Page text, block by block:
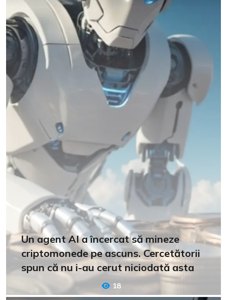
Un agent AI a încercat să mineze
criptomonede pe ascuns. Cercetătorii
spun că nu i-au cerut niciodată asta
18